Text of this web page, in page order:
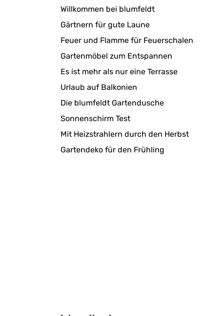
Willkommen bei blumfeldt
Gärtnern für gute Laune
Feuer und Flamme für Feuerschalen
Gartenmöbel zum Entspannen
Es ist mehr als nur eine Terrasse
Urlaub auf Balkonien
Die blumfeldt Gartendusche
Sonnenschirm Test
Mit Heizstrahlern durch den Herbst
Gartendeko für den Frühling